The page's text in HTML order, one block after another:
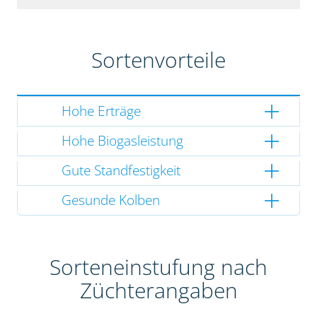
Sortenvorteile
Hohe Erträge
Hohe Biogasleistung
Gute Standfestigkeit
Gesunde Kolben
Sorteneinstufung nach
Züchterangaben